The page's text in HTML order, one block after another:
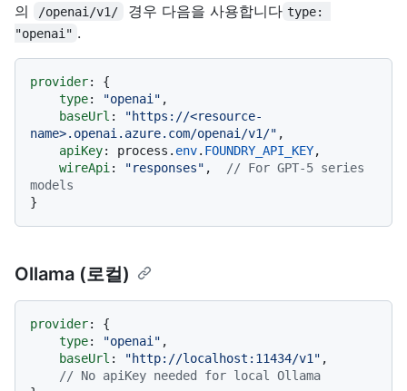
의
/openai/v1/ 경우 다음을 사용합니다 type:
"openai" .
provider: {
type: "openai" ,
baseUrl :
"https://<resource-
name>.openai.azure.com/openai/v1/" ,
apiKey: process. env. FOUNDRY_API_KEY,
wireApi : "responses" ,
// For GPT-5 series
models
Ollama (로컬)
provider: {
type: "openai" ,
baseUrl : "http://localhost:11434/v1" ,
// No apiKey needed for local Ollama